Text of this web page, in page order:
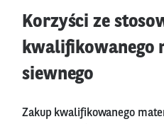
Korzyści ze
kwalifikowanego
siewnego
Zakup kwalifikowanego